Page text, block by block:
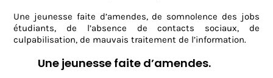
Une jeunesse faite d’amendes, de somnolence des jobs
étudiants, de l’absence de contacts sociaux, de
culpabilisation, de mauvais traitement de l’information.
Une jeunesse faite d’amendes.